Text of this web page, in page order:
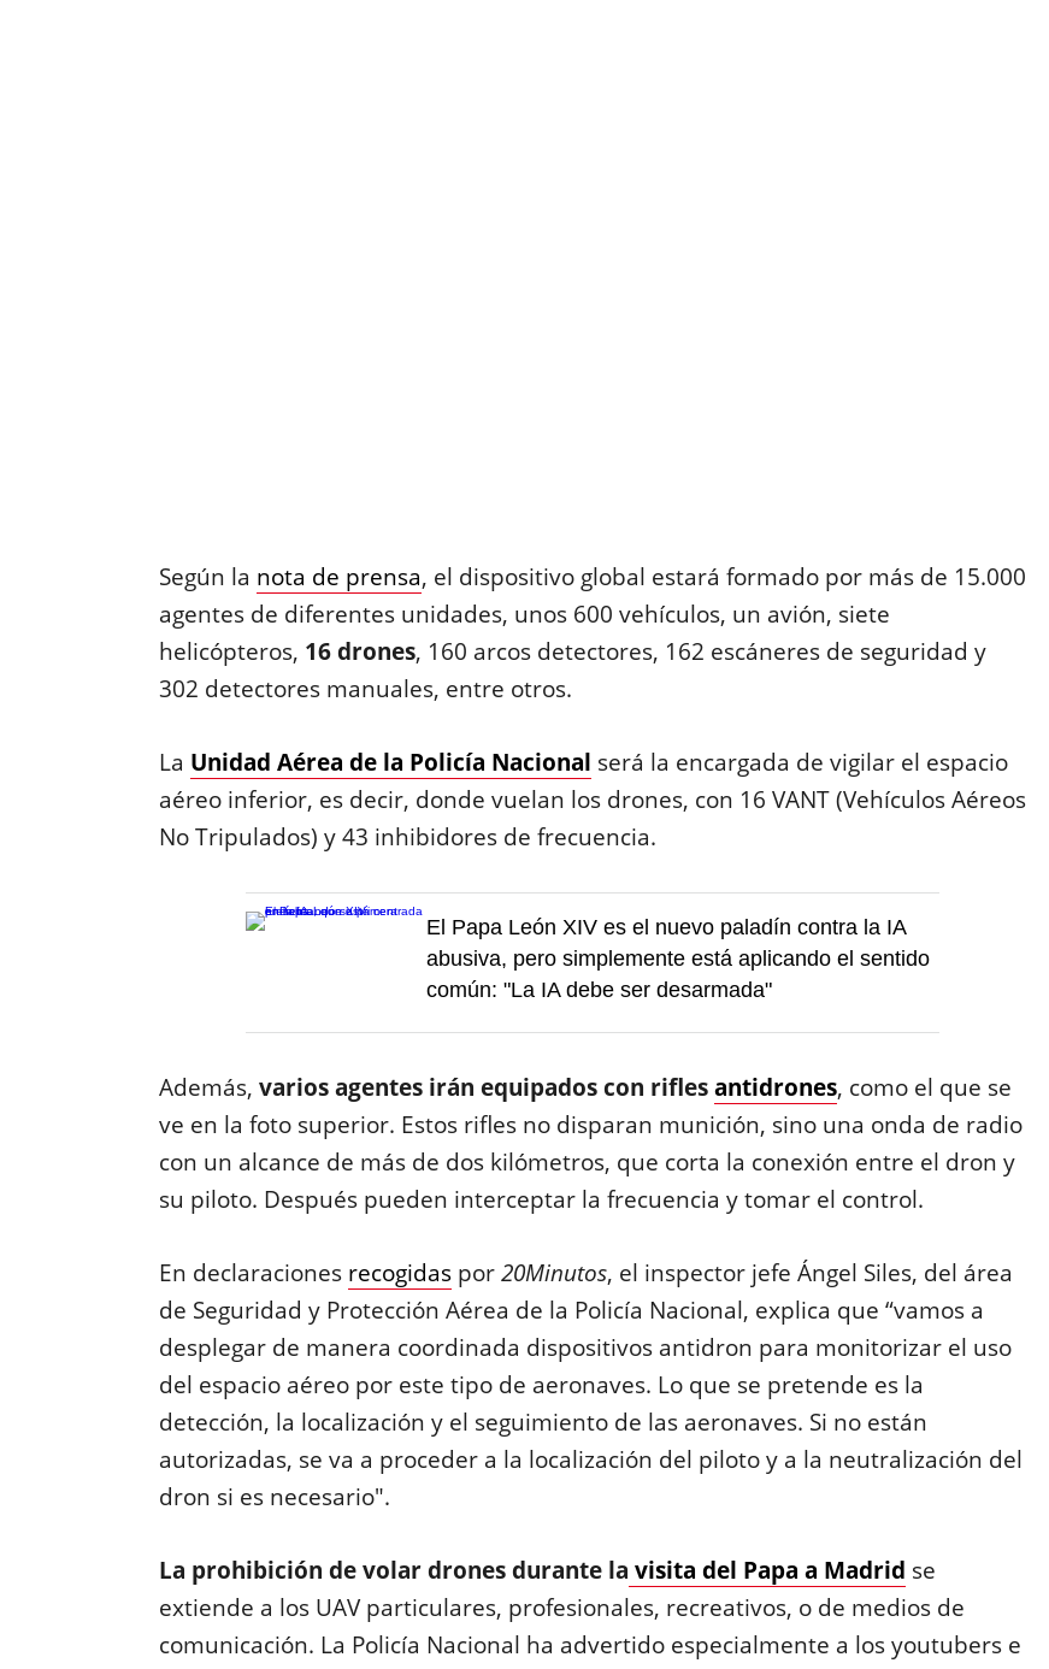
Según la nota de prensa, el dispositivo global estará formado por más de 15.000
agentes de diferentes unidades, unos 600 vehículos, un avión, siete
helicópteros, 16 drones, 160 arcos detectores, 162 escáneres de seguridad y
302 detectores manuales, entre otros.
La Unidad Aérea de la Policía Nacional será la encargada de vigilar el espacio
aéreo inferior, es decir, donde vuelan los drones, con 16 VANT (Vehículos Aéreos
No Tripulados) y 43 inhibidores de frecuencia.
El Papa León XIV es el nuevo paladín contra la IA
abusiva, pero simplemente está aplicando el sentido
común: "La IA debe ser desarmada"
Además, varios agentes irán equipados con riflesantidrones, como el que se
ve en la foto superior. Estos rifles no disparan munición, sino una onda de radio
con un alcance de más de dos kilómetros, que corta la conexión entre el dron y
su piloto. Después pueden interceptar la frecuencia y tomar el control.
En declaraciones recogidaspor20Minutos, el inspector jefe Ángel Siles, del área
de Seguridad y Protección Aérea de la Policía Nacional, explica que “vamos a
desplegar de manera coordinada dispositivos antidron para monitorizar el uso
del espacio aéreo por este tipo de aeronaves. Lo que se pretende es la
detección, la localización y el seguimiento de las aeronaves. Si no están
autorizadas, se va a proceder a la localización del piloto y a la neutralización del
dron si es necesario".
La prohibición de volar drones durante la visita del Papa a Madrid se
extiende a los UAV particulares, profesionales, recreativos, o de medios de
comunicación. La Policía Nacional ha advertido especialmente a los youtubers e